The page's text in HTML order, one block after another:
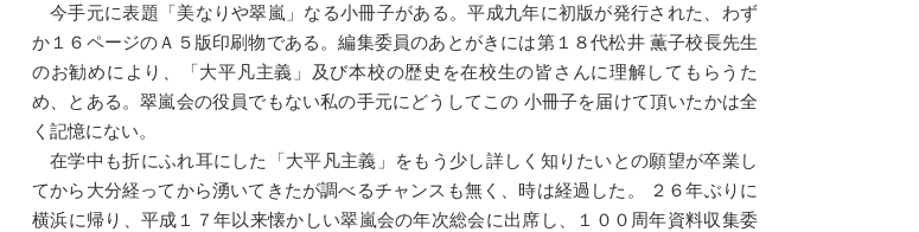
今手元に表題「美なりや翠嵐」なる小冊子がある。平成九年に初版が発行された、わず
か１６ページのＡ５版印刷物である。編集委員のあとがきには第１８代松井 薫子校長先生
のお勧めにより、「大平凡主義」及び本校の歴史を在校生の皆さんに理解してもらうた
め、とある。翠嵐会の役員でもない私の手元にどうしてこの 小冊子を届けて頂いたかは全
く記憶にない。
在学中も折にふれ耳にした「大平凡主義」をもう少し詳しく知りたいとの願望が卒業し
てから大分経ってから湧いてきたが調べるチャンスも無く、時は経過した。 ２６年ぶりに
横浜に帰り、平成１７年以来懐かしい翠嵐会の年次総会に出席し、１００周年資料収集委